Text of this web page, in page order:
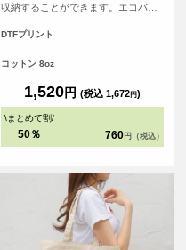
収納することができます。エコバッ
ち歩きにも便利なトートバッグ、持
らゆったりかけて手を塞がずご使用
DTFプリント
コットン 8oz
1,520円 (税込 1,672円)
\まとめて割/
50％ 760 円（税込）